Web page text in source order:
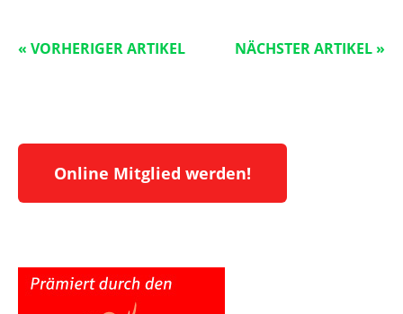
NÄCHSTER ARTIKEL »
« VORHERIGER ARTIKEL
Online Mitglied werden!